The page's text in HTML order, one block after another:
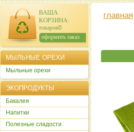
главная
ВАША
КОРЗИНА:
товаров:0
сумма: 0р.
оформить заказ
МЫЛЬНЫЕ ОРЕХИ
Мыльные орехи
ЭКОПРОДУКТЫ
Бакалея
Напитки
Полезные сладости